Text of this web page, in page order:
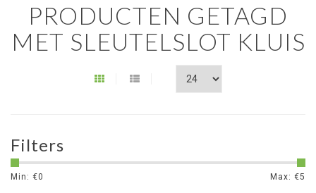
PRODUCTEN GETAGD
MET SLEUTELSLOT KLUIS
Filters
Min: €0 Max: €5